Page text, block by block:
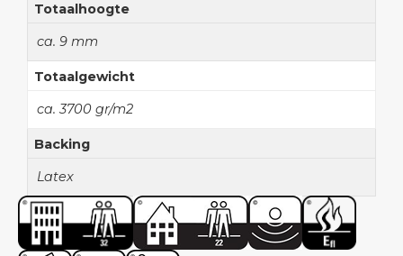
Totaalhoogte
ca. 9 mm
Totaalgewicht
ca. 3700 gr/m2
Backing
Latex